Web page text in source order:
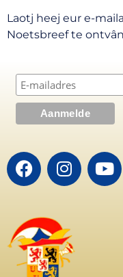
Laotj heej eur e-
Noetsbreef te